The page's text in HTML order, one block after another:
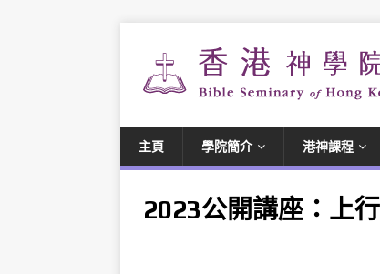
主頁 學院簡介 港神課程
2023公開講座：上